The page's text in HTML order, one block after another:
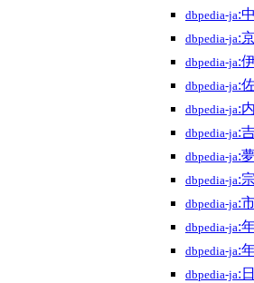
dbpedia-ja:
dbpedia-ja:
dbpedia-ja:
dbpedia-ja:
dbpedia-ja:
dbpedia-ja:
dbpedia-ja:
dbpedia-ja:
dbpedia-ja:
dbpedia-ja:
dbpedia-ja:
dbpedia-ja: